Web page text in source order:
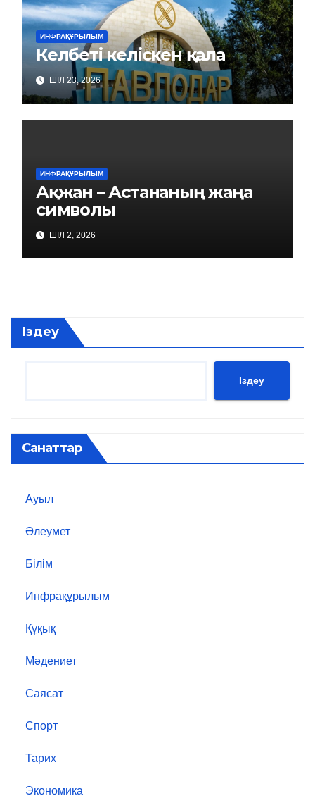
ИНФРАҚҰРЫЛЫМ
Келбеті келіскен қала
ШІЛ 23, 2026
ИНФРАҚҰРЫЛЫМ
Ақжан – Астананың жаңа
символы
ШІЛ 2, 2026
Іздеу
Іздеу
Санаттар
Ауыл
Әлеумет
Білім
Инфрақұрылым
Құқық
Мәдениет
Саясат
Спорт
Тарих
Экономика